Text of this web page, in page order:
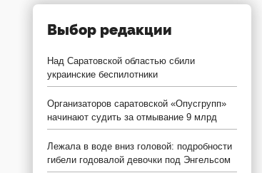
Выбор редакции
Над Саратовской областью сбили
украинские беспилотники
Организаторов саратовской «Опусгрупп»
начинают судить за отмывание 9 млрд
Лежала в воде вниз головой: подробности
гибели годовалой девочки под Энгельсом